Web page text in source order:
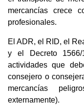
mercancías crece
profesionales.
El ADR, el RID, el
y el Decreto
actividades que
consejero o
mercancías
externamente).